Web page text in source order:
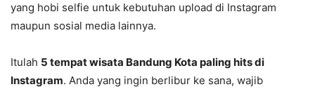
yang hobi selfie untuk kebutuhan upload di Instagram
maupun sosial media lainnya.
Itulah 5 tempat wisata Bandung Kota paling hits di
Instagram. Anda yang ingin berlibur ke sana, wajib